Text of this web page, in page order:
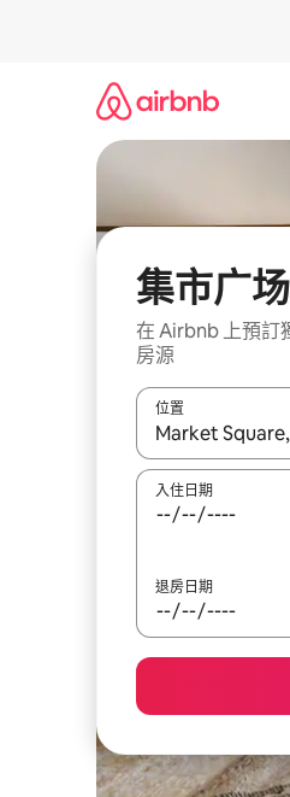
集市广
在 Airbnb 上預訂
房源
位置
如有搜尋結果，
入住日期
退房日期